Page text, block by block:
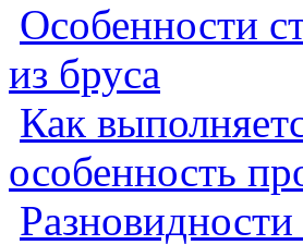
Особенности
из бруса
Как
особенность